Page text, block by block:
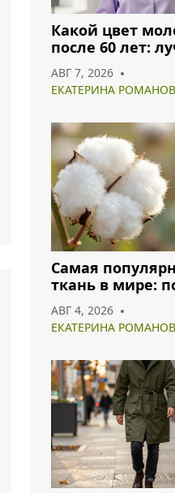
Какой цвет
после 60 лет:
оттенки для
гармоничного
АВГ 7, 2026
ЕКАТЕРИНА
Самая
ткань в мире:
лидируют в 2026
АВГ 4, 2026
ЕКАТЕРИНА